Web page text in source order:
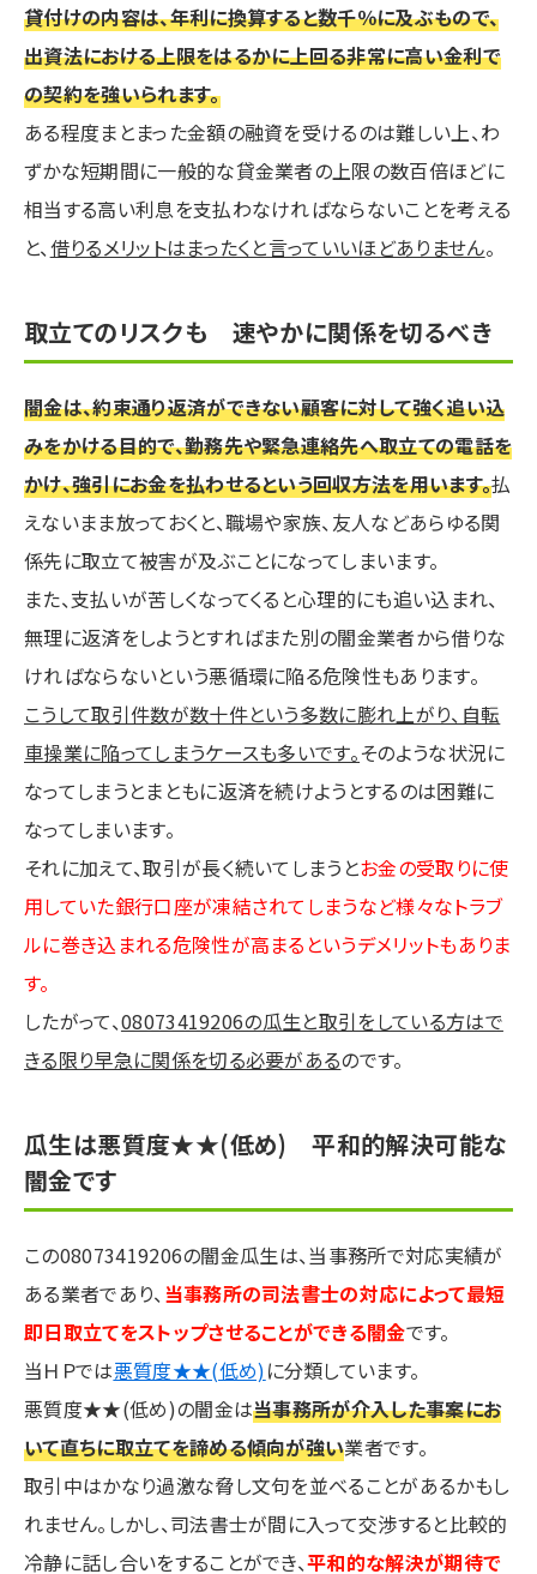
貸付けの内容は、年利に換算すると数千％に及ぶもので、
出資法における上限をはるかに上回る非常に高い金利で
の契約を強いられます。
ある程度まとまった金額の融資を受けるのは難しい上、わ
ずかな短期間に一般的な貸金業者の上限の数百倍ほどに
相当する高い利息を支払わなければならないことを考える
と、借りるメリットはまったくと言っていいほどありません。
取立てのリスクも 速やかに関係を切るべき
闇金は、約束通り返済ができない顧客に対して強く追い込
みをかける目的で、勤務先や緊急連絡先へ取立ての電話を
かけ、強引にお金を払わせるという回収方法を用います。払
えないまま放っておくと、職場や家族、友人などあらゆる関
係先に取立て被害が及ぶことになってしまいます。
また、支払いが苦しくなってくると心理的にも追い込まれ、
無理に返済をしようとすればまた別の闇金業者から借りな
ければならないという悪循環に陥る危険性もあります。
こうして取引件数が数十件という多数に膨れ上がり、自転
車操業に陥ってしまうケースも多いです。そのような状況に
なってしまうとまともに返済を続けようとするのは困難に
なってしまいます。
それに加えて、取引が長く続いてしまうとお金の受取りに使
用していた銀行口座が凍結されてしまうなど様々なトラブ
ルに巻き込まれる危険性が高まるというデメリットもありま
す。
したがって、08073419206の瓜生と取引をしている方はで
きる限り早急に関係を切る必要があるのです。
瓜生は悪質度★★(低め) 平和的解決可能な
闇金です
この08073419206の闇金瓜生は、当事務所で対応実績が
ある業者であり、当事務所の司法書士の対応によって最短
即日取立てをストップさせることができる闇金です。
当ＨＰでは悪質度★★(低め)に分類しています。
悪質度★★(低め)の闇金は当事務所が介入した事案にお
いて直ちに取立てを諦める傾向が強い業者です。
取引中はかなり過激な脅し文句を並べることがあるかもし
れません。しかし、司法書士が間に入って交渉すると比較的
冷静に話し合いをすることができ、平和的な解決が期待で